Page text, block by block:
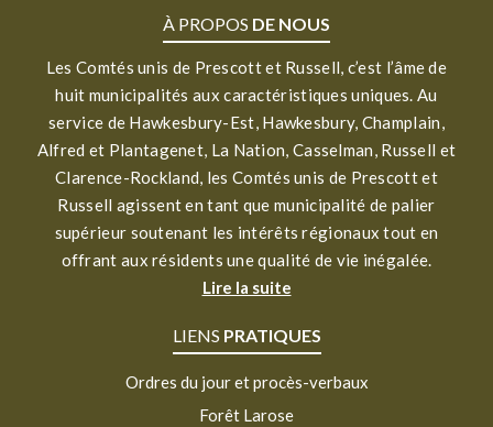
À PROPOS DE NOUS
Les Comtés unis de Prescott et Russell, c’est l’âme de
huit municipalités aux caractéristiques uniques. Au
service de Hawkesbury-Est, Hawkesbury, Champlain,
Alfred et Plantagenet, La Nation, Casselman, Russell et
Clarence-Rockland, les Comtés unis de Prescott et
Russell agissent en tant que municipalité de palier
supérieur soutenant les intérêts régionaux tout en
offrant aux résidents une qualité de vie inégalée.
Lire la suite
LIENS PRATIQUES
Ordres du jour et procès-verbaux
Forêt Larose